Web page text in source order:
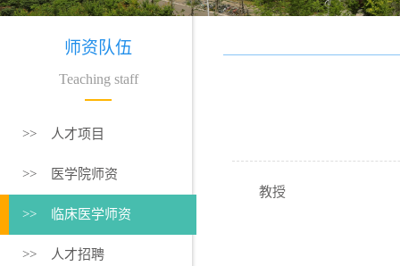
师资队伍
Teaching staff
>> 人才项目
>> 医学院师资
>> 临床医学师资
>> 人才招聘
教授